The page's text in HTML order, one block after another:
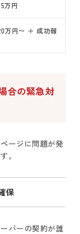
万円
万円〜 ＋ 成功報
合の緊急対
ージに問題が発
。
保
バーの契約が誰